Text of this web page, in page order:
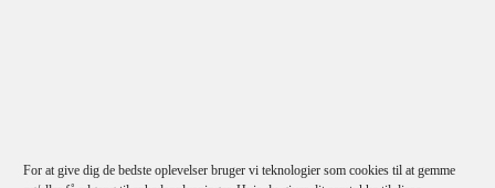
For at give dig de bedste oplevelser bruger vi teknologier som cookies til at gemme
Kommende titler